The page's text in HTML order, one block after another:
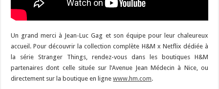
Un grand merci à Jean-Luc Gag et son équipe pour leur chaleureux
accueil. Pour découvrir la collection complète H&M x Netflix dédiée à
la série Stranger Things, rendez-vous dans les boutiques H&M
partenaires dont celle située sur l’Avenue Jean Médecin à Nice, ou
directement sur la boutique en lignewww.hm.com.